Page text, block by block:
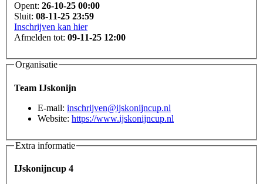
Opent: 26-10-25 00:00
Sluit: 08-11-25 23:59
Inschrijven kan hier
Afmelden tot: 09-11-25 12:00
Organisatie
Team IJskonijn
E-mail: inschrijven@ijskonijncup.nl
Website: https://www.ijskonijncup.nl
Extra informatie
IJskonijncup 4